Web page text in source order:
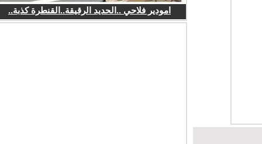
امودير فلاحي ..الحديد الرقيقة..القنطرة كذبة..